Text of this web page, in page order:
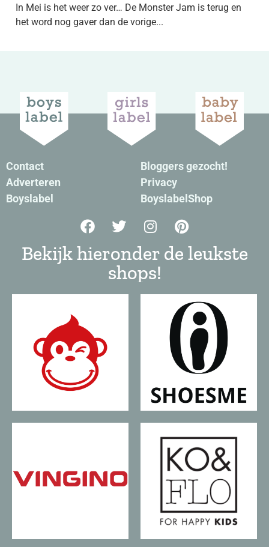
In Mei is het weer zo ver… De Monster Jam is terug en
het word nog gaver dan de vorige...
Contact
Adverteren
Boyslabel
Bloggers gezocht!
Privacy
BoyslabelShop
Bekijk hieronder de leukste
shops!